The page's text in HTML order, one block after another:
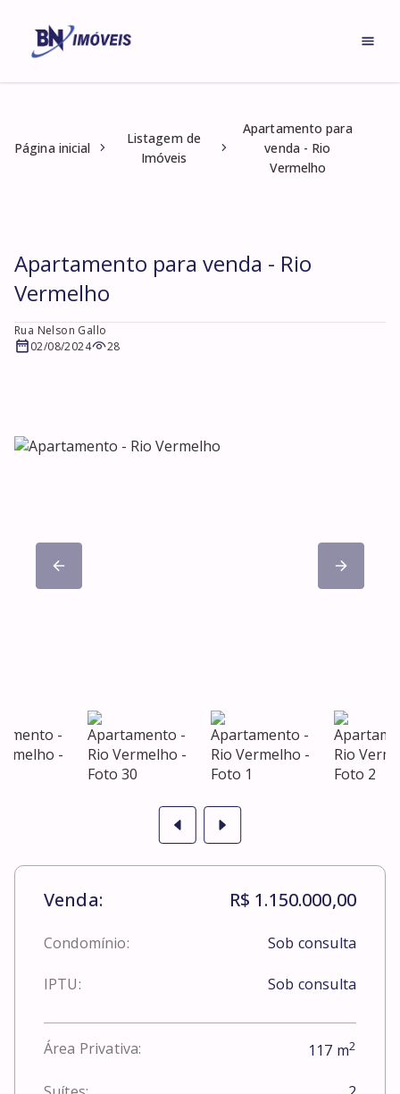
Página inicial
Listagem de
Imóveis
Apartamento para
venda - Rio
Vermelho
Apartamento para venda - Rio
Vermelho
Rua Nelson Gallo
02/08/2024
28
Venda: R$ 1.150.000,00
Condomínio: Sob consulta
IPTU: Sob consulta
Área Privativa: 117 m2